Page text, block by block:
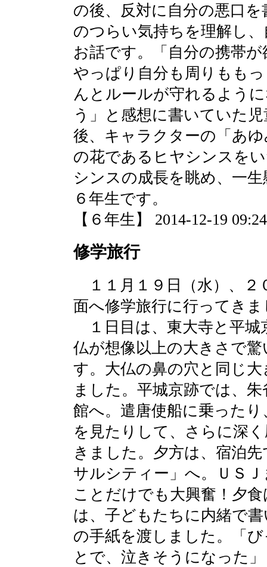
の後、反対に自分の悪口
のつらい気持ちを理解し
お話です。「自分の携帯
やっぱり自分も周りもも
んとルールが守れるよう
う」と感想に書いていた
後、キャラクターの「あ
の花であるヒヤシンスを
シンスの成長を眺め、一
６年生です。
【６年生】 2014-12-19
修学旅行
１１月１９日（水）、２
面へ修学旅行に行ってき
１日目は、東大寺と平城
仏が想像以上の大きさで
す。大仏の鼻の穴と同じ
ました。平城京跡では、
館へ。遣唐使船に乗った
を見たりして、さらに深
きました。夕方は、宿泊
サルシティー」へ。ＵＳ
ことだけでも大興奮！夕
は、子どもたちに内緒で
の手紙を渡しました。「
とで、泣きそうになった